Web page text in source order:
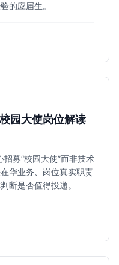
的应届生。
园大使岗位解读
募“校园大使”而非技术
华业务、岗位真实职责
断是否值得投递。